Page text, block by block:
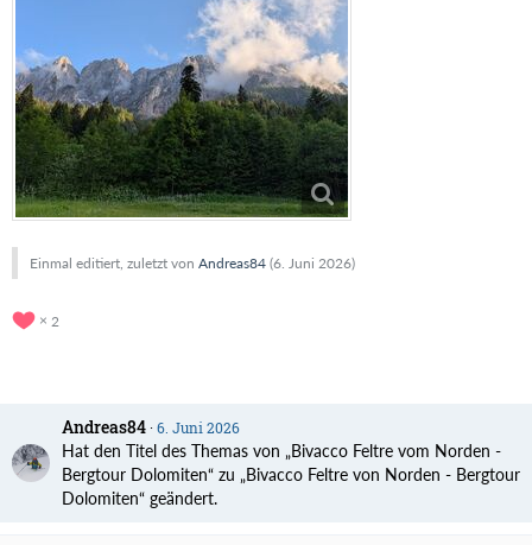
Einmal editiert, zuletzt von Andreas84 (6. Juni 2026)
2
Andreas84 6. Juni 2026
Hat den Titel des Themas von „Bivacco Feltre vom Norden -
Bergtour Dolomiten“ zu „Bivacco Feltre von Norden - Bergtour
Dolomiten“ geändert.